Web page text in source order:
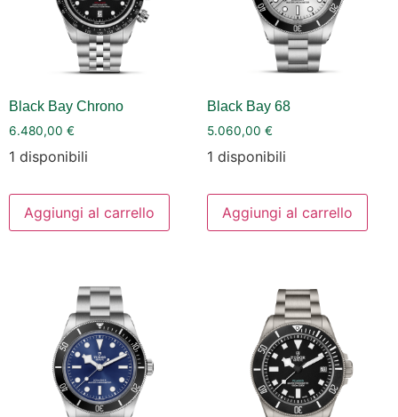
Black Bay Chrono
6.480,00 €
1 disponibili
Aggiungi al carrello
Black Bay 68
5.060,00 €
1 disponibili
Aggiungi al carrello